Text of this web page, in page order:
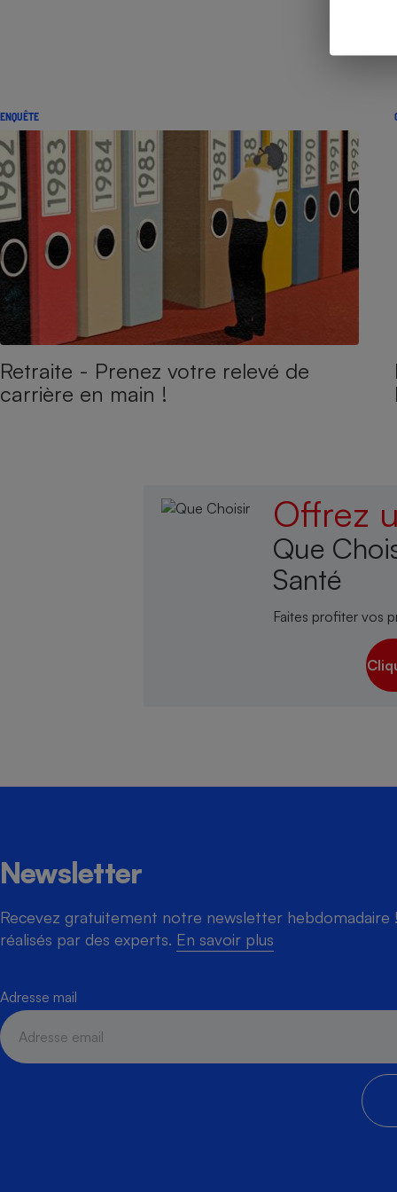
ENQUÊTE
Retraite - Prenez votre relevé de
carrière en main !
Offrez
Que
Santé
Faites profiter vos
Newsletter
Recevez gratuitement notre newsletter hebdomadaire
réalisés par des experts. En savoir plus
Adresse mail